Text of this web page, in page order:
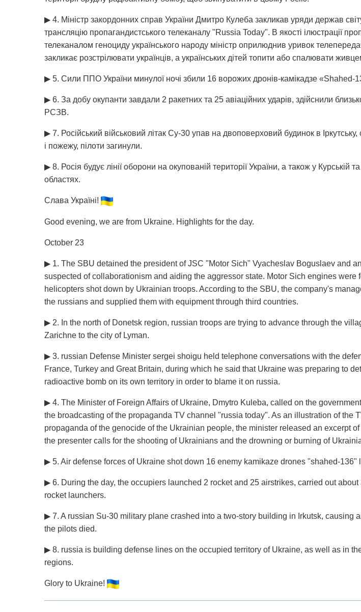
▶ 4. Міністр закордонних справ України Дмитро Кулеба закликав уряди держав
трансляцію пропагандистського телеканалу "Russia Today". В якості ілюстрації
телеканалом геноциду українського народу міністр оприлюднив уривок
закликає розстрілювати українців, а українських дітей топити або спалювати
▶ 5. Сили ППО України минулої ночі збили 16 ворожих дронів-камікадзе «Shahed-
▶ 6. За добу окупанти завдали 2 ракетних та 25 авіаційних ударів, здійснили
РСЗВ.
▶ 7. Російський військовий літак Су-30 упав на двоповерховий будинок в
і пожежу, пілоти загинули.
▶ 8. Росія будує лінії оборони на окупованій території України, а також у Курській та
областях.
Слава Україні!
Good evening, we are from Ukraine. Highlights for the day.
October 23
▶ 1. The SBU detained the president of JSC "Motor Sich" Vyacheslav Boguslaev and
suspected of collaborationism and aiding the aggressor state. Motor Sich engines were
helicopters shot down by Ukrainian troops. According to the SBU, the company's
the russians and supplied them with equipment through third countries.
▶ 2. In the north of Donetsk region, russian troops are trying to advance through the
Zarichne to the city of Lyman.
▶ 3. russian Defense Minister sergei shoigu held telephone conversations with the
France, Turkey and Great Britain, during which he said that Ukraine was preparing to
radioactive bomb on its own territory in order to blame it on russia.
▶ 4. The Minister of Foreign Affairs of Ukraine, Dmytro Kuleba, called on the
the broadcasting of the propaganda TV channel "russia today". As an illustration of the
propaganda of the genocide of the Ukrainian people, the minister released an excerpt
the presenter calls for the shooting of Ukrainians and the drowning or burning of
▶ 5. Air defense forces of Ukraine shot down 16 enemy kamikaze drones "shahed-136"
▶ 6. During the day, the occupiers launched 2 rocket and 25 airstrikes, carried out
rocket launchers.
▶ 7. A russian Su-30 military plane crashed into a two-story building in Irkutsk, causing
the pilots died.
▶ 8. russia is building defense lines on the occupied territory of Ukraine, as well as in
regions.
Glory to Ukraine!